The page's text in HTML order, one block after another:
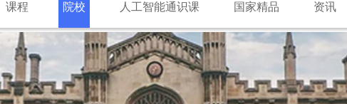
课程 院校 人工智能通识课 国家精品 资讯